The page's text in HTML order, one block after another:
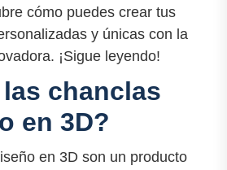
cómo puedes crear tus
y únicas con la
¡Sigue leyendo!
chanclas
en 3D?
en 3D son un producto